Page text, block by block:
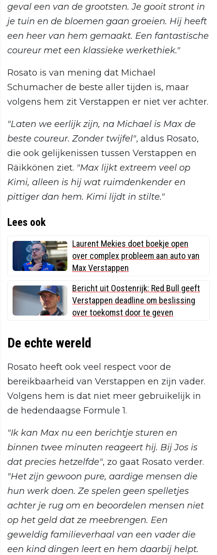
geval een van de grootsten. Je gooit stront in
je tuin en de bloemen gaan groeien. Hij heeft
een heer van hem gemaakt. Een fantastische
coureur met een klassieke werkethiek."
Rosato is van mening dat Michael
Schumacher de beste aller tijden is, maar
volgens hem zit Verstappen er niet ver achter.
"Laten we eerlijk zijn, na Michael is Max de
beste coureur. Zonder twijfel", aldus Rosato,
die ook gelijkenissen tussen Verstappen en
Räikkönen ziet. "Max lijkt extreem veel op
Kimi, alleen is hij wat ruimdenkender en
pittiger dan hem. Kimi lijdt in stilte."
Lees ook
Laurent Mekies doet boekje open
over complex probleem aan auto van
Max Verstappen
Bericht uit Oostenrijk: Red Bull geeft
Verstappen deadline om beslissing
over toekomst door te geven
De echte wereld
Rosato heeft ook veel respect voor de
bereikbaarheid van Verstappen en zijn vader.
Volgens hem is dat niet meer gebruikelijk in
de hedendaagse Formule 1.
"Ik kan Max nu een berichtje sturen en
binnen twee minuten reageert hij. Bij Jos is
dat precies hetzelfde", zo gaat Rosato verder.
"Het zijn gewoon pure, aardige mensen die
hun werk doen. Ze spelen geen spelletjes
achter je rug om en beoordelen mensen niet
op het geld dat ze meebrengen. Een
geweldig familieverhaal van een vader die
een kind dingen leert en hem daarbij helpt.